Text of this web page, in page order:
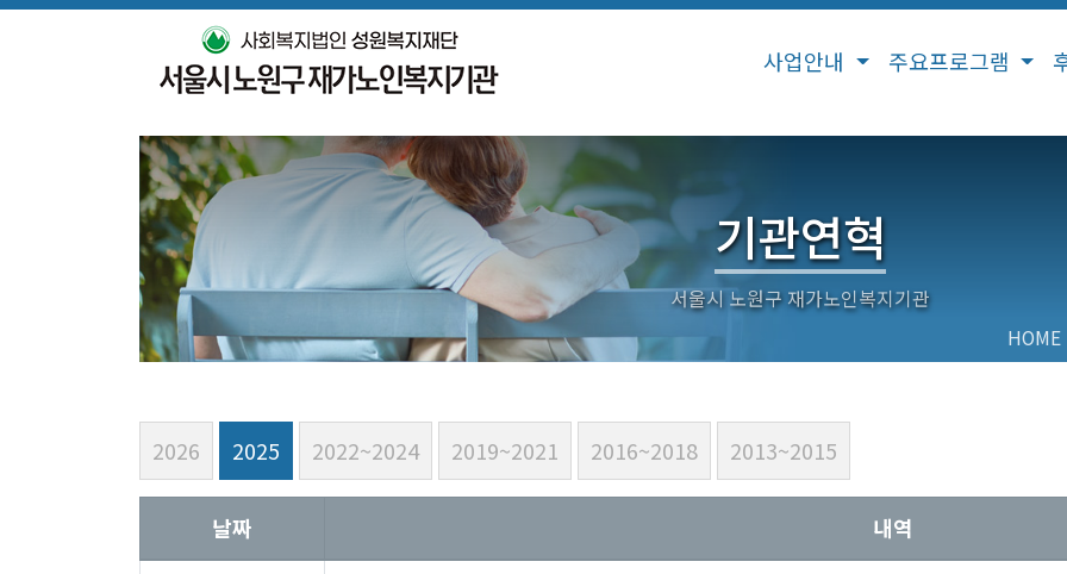
사업안내 주요프로그램
기관연혁
HOME
2026 2025 2022~2024 2019~2021 2016~2018 2013~2015
날짜 내역